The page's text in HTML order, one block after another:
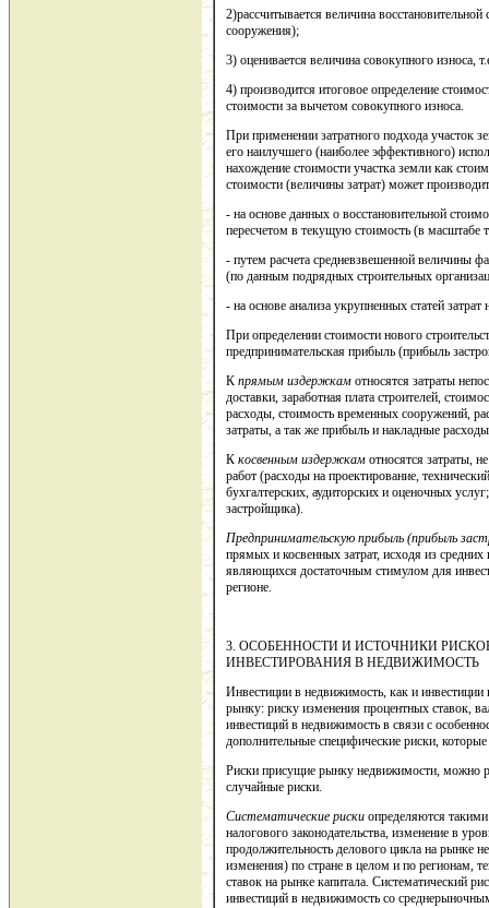
2)рассчитывается величина
сооружения);
3) оценивается величина совокупного износа,
4) производится итоговое определение
стоимости за вычетом совокупного износа.
При применении затратного подхода участок
его наилучшего (наиболее эффективного)
нахождение стоимости участка земли как
стоимости (величины затрат) может
- на основе данных о восстановительной
пересчетом в текущую стоимость (в масштабе
- путем расчета средневзвешенной величины
(по данным подрядных строительных
- на основе анализа укрупненных статей затрат
При определении стоимости нового
предпринимательская прибыль (прибыль
К прямым издержкам относятся затраты
доставки, заработная плата строителей,
расходы, стоимость временных сооружений,
затраты, а так же прибыль и накладные
К косвенным издержкам относятся затраты,
работ (расходы на проектирование,
бухгалтерских, аудиторских и оценочных
застройщика).
Предпринимательскую прибыль (прибыль
прямых и косвенных затрат, исходя из
являющихся достаточным стимулом для
регионе.
3. ОСОБЕННОСТИ
ИНВЕСТИРОВАНИЯ В НЕДВИЖИМОСТЬ
Инвестиции в недвижимость, как и
рынку: риску изменения процентных ставок,
инвестиций в недвижимость в связи с
дополнительные специфические риски,
Риски присущие рынку недвижимости, можно
случайные риски.
Систематические риски определяются
налогового законодательства, изменение в
продолжительность делового цикла на рынке
изменения) по стране в целом и по регионам,
ставок на рынке капитала. Систематический
инвестиций в недвижимость со